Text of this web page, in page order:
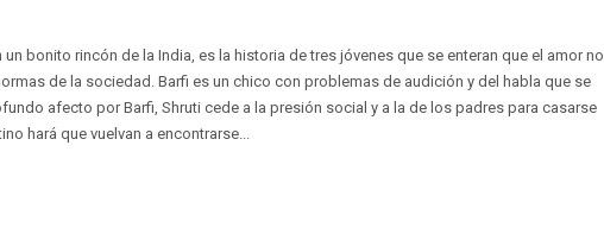
bonito rincón de la India, es la historia de tres jóvenes que se enteran que el amor no
de la sociedad. Barfi es un chico con problemas de audición y del habla que se
afecto por Barfi, Shruti cede a la presión social y a la de los padres para casarse
hará que vuelvan a encontrarse...